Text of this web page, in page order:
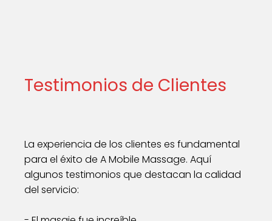
Testimonios de Clientes
La experiencia de los clientes es fundamental
para el éxito de A Mobile Massage. Aquí
algunos testimonios que destacan la calidad
del servicio: